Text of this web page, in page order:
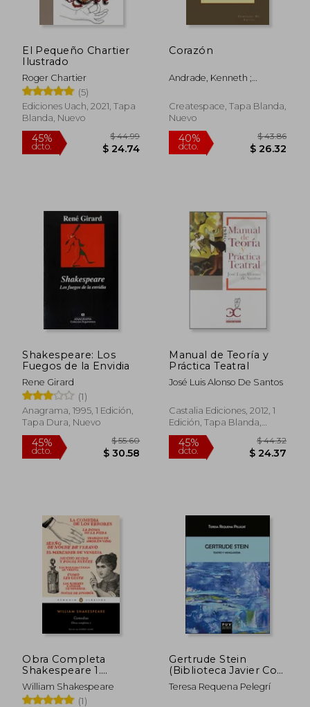
45%
dcto. $ 22.18
45%
dcto. $
El Pequeño Chartier
Ilustrado
Roger Chartier
(5)
Ediciones Uach, 2021, Tapa
Blanda, Nuevo
Corazón
Andrade, Kenneth ;
Amicis, Edmondo
Createspace, Tapa Blanda,
Nuevo
Shakespeare: Los
Fuegos de la Envidia
Rene Girard
(1)
Anagrama, 1995, 1 Edición,
Tapa Dura, Nuevo
Manual de Teoría y
Práctica Teatral
José Luis Alonso De Santos
Castalia Ediciones, 2012, 1
Edición, Tapa Blanda,
Nuevo
Obra Completa
Shakespeare 1.
Comedias
William Shakespeare
(1)
Gertrude Stein
(Biblioteca Javier Coy
d'estudis Nord-
Americans)
Teresa Requena Pelegrí